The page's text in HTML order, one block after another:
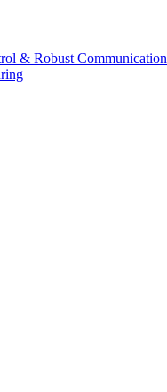
& Robust Communication